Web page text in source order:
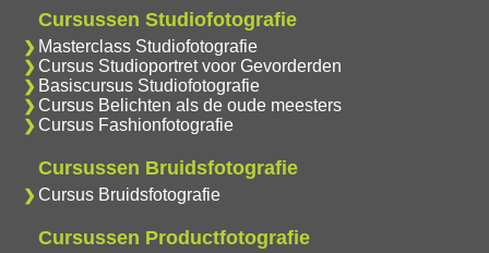
Cursussen Studiofotografie
Masterclass Studiofotografie
Cursus Studioportret voor Gevorderden
Basiscursus Studiofotografie
Cursus Belichten als de oude meesters
Cursus Fashionfotografie
Cursussen Bruidsfotografie
Cursus Bruidsfotografie
Cursussen Productfotografie